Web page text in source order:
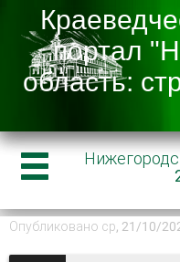
Опубликовано ср, 21/10/